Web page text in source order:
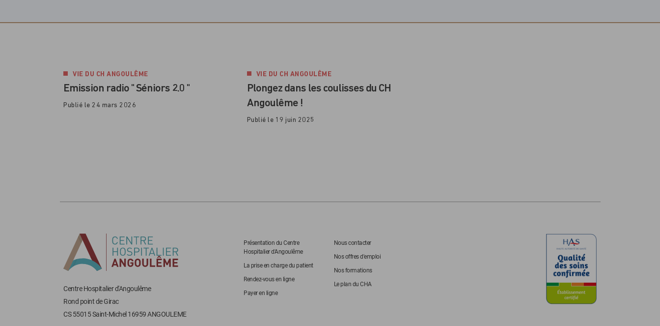
VIE DU CH ANGOULÊME
Emission radio " Séniors 2.0 "
Publié le 24 mars 2026
VIE DU CH ANGOULÊME
Plongez dans les coulisses du CH
Angoulême !
Publié le 19 juin 2025
Centre Hospitalier d'Angoulême
Rond point de Girac
CS 55015 Saint-Michel 16959 ANGOULEME
Présentation du Centre
Hospitalier d'Angoulême
La prise en charge du patient
Rendez-vous en ligne
Payer en ligne
Nous contacter
Nos offres d'emploi
Nos formations
Le plan du CHA